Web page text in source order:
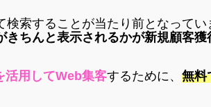
索することが当たり前となってい
きちんと表示されるかが新規顧客獲
活用してWeb集客するために、 無料